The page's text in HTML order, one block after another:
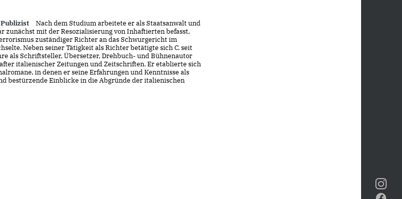
Nach dem Studium arbeitete er als Staatsanwalt und
zunächst mit der Resozialisierung von Inhaftierten befasst,
zuständiger Richter an das Schwurgericht im
Neben seiner Tätigkeit als Richter betätigte sich C. seit
als Schriftsteller, Übersetzer, Drehbuch- und Bühnenautor
italienischer Zeitungen und Zeitschriften. Er etablierte sich
in denen er seine Erfahrungen und Kenntnisse als
bestürzende Einblicke in die Abgründe der italienischen